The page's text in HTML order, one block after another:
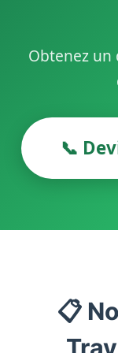
Obtenez
📞
📋